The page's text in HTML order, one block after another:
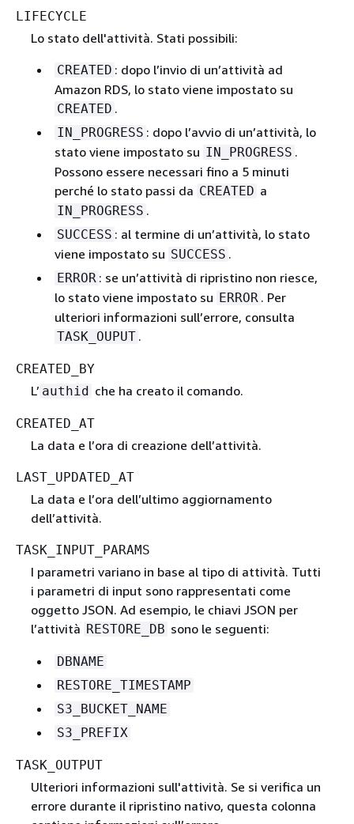
LIFECYCLE
Lo stato dell'attività. Stati possibili:
CREATED : dopo l’invio di un’attività ad
Amazon RDS, lo stato viene impostato su
CREATED .
IN_PROGRESS : dopo l’avvio di un’attività, lo
stato viene impostato su IN_PROGRESS .
Possono essere necessari fino a 5 minuti
perché lo stato passi da CREATED a
IN_PROGRESS .
SUCCESS : al termine di un’attività, lo stato
viene impostato su SUCCESS .
ERROR : se un’attività di ripristino non riesce,
lo stato viene impostato su ERROR . Per
ulteriori informazioni sull’errore, consulta
TASK_OUPUT .
CREATED_BY
L’ authid che ha creato il comando.
CREATED_AT
La data e l’ora di creazione dell’attività.
LAST_UPDATED_AT
La data e l’ora dell’ultimo aggiornamento
dell’attività.
TASK_INPUT_PARAMS
I parametri variano in base al tipo di attività. Tutti
i parametri di input sono rappresentati come
oggetto JSON. Ad esempio, le chiavi JSON per
l’attività RESTORE_DB sono le seguenti:
DBNAME
RESTORE_TIMESTAMP
S3_BUCKET_NAME
S3_PREFIX
TASK_OUTPUT
Ulteriori informazioni sull'attività. Se si verifica un
errore durante il ripristino nativo, questa colonna